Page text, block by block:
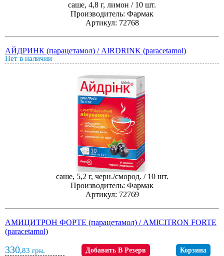
саше, 4,8 г, лимон / 10 шт.
Производитель: Фармак
Артикул: 72768
АЙДРИНК (парацетамол) / AIRDRINK (paracetamol)
Нет в наличии
саше, 5,2 г, черн./смород. / 10 шт.
Производитель: Фармак
Артикул: 72769
АМИЦИТРОН ФОРТЕ (парацетамол) / AMICITRON FORTE
(paracetamol)
330,83 грн. Добавить В Резерв Корзина